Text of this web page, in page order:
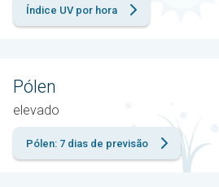
Índice UV por hora
Pólen
elevado
Pólen: 7 dias de previsão